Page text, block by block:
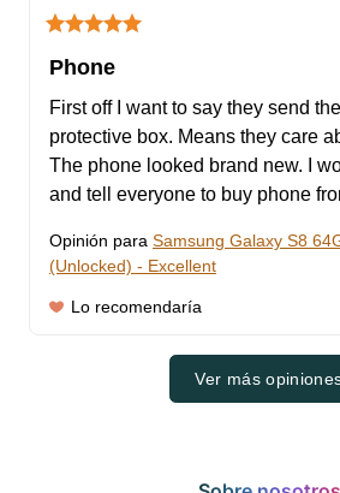
Phone
First off I want to say they send
protective box. Means they care
The phone looked brand new. I
and tell everyone to buy phone
Opinión para Samsung Galaxy S8
(Unlocked) - Excellent
Lo recomendaría
Ver más